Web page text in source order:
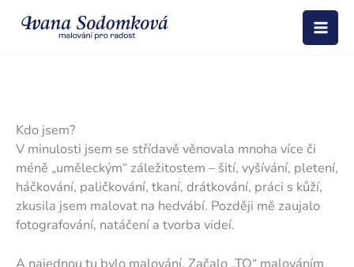
Kdo jsem?
V minulosti jsem se střídavě věnovala mnoha více či
méně „uměleckým“ záležitostem – šití, vyšívání, pletení,
háčkování, paličkování, tkaní, drátkování, práci s kůží,
zkusila jsem malovat na hedvábí. Později mě zaujalo
fotografování, natáčení a tvorba videí.
A najednou tu bylo malování. Začalo „TO“ malováním